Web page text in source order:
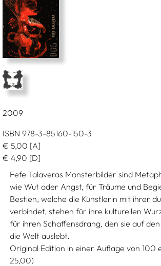
2009
ISBN 978-3-85160-150-3
€ 5,00 [A]
€ 4,90 [D]
Fefe Talaveras Monsterbilder sind
wie Wut oder Angst, für Träume und
Bestien, welche die Künstlerin mit ihrer
verbindet, stehen für ihre kulturellen
für ihren Schaffensdrang, den sie auf
die Welt auslebt.
Original Edition in einer Auflage von 100
25,00)